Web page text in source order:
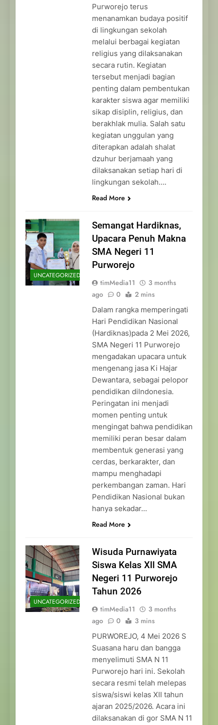
Purworejo terus
menanamkan budaya positif
di lingkungan sekolah
melalui berbagai kegiatan
religius yang dilaksanakan
secara rutin. Kegiatan
tersebut menjadi bagian
penting dalam pembentukan
karakter siswa agar memiliki
sikap disiplin, religius, dan
berakhlak mulia. Salah satu
kegiatan unggulan yang
diterapkan adalah shalat
dzuhur berjamaah yang
dilaksanakan setiap hari di
lingkungan sekolah….
Read More
UNCATEGORIZED
Semangat Hardiknas,
Upacara Penuh Makna
SMA Negeri 11
Purworejo
timMedia11
3 months
ago
0 2 mins
Dalam rangka memperingati
Hari Pendidikan Nasional
(Hardiknas)pada 2 Mei 2026,
SMA Negeri 11 Purworejo
mengadakan upacara untuk
mengenang jasa Ki Hajar
Dewantara, sebagai pelopor
pendidikan diIndonesia.
Peringatan ini menjadi
momen penting untuk
mengingat bahwa pendidikan
memiliki peran besar dalam
membentuk generasi yang
cerdas, berkarakter, dan
mampu menghadapi
perkembangan zaman. Hari
Pendidikan Nasional bukan
hanya sekadar…
Read More
UNCATEGORIZED
Wisuda Purnawiyata
Siswa Kelas XII SMA
Negeri 11 Purworejo
Tahun 2026
timMedia11
3 months
ago
0 3 mins
PURWOREJO, 4 Mei 2026 S
Suasana haru dan bangga
menyelimuti SMA N 11
Purworejo hari ini. Sekolah
secara resmi telah melepas
siswa/siswi kelas XII tahun
ajaran 2025/2026. Acara ini
dilaksanakan di gor SMA N 11